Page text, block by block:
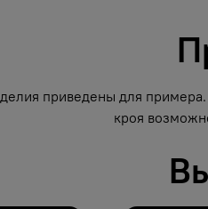
приведены для
кроя